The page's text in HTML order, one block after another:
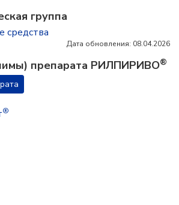
группа
средства
Дата обновления: 08.04.2026
препарата РИЛПИРИВО®
®